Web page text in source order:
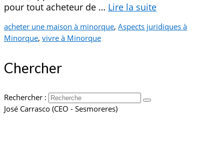
pour tout acheteur de … Lire la suite­­
acheter une maison à minorque, Aspects juridiques à
Minorque, vivre à Minorque
Chercher
Rechercher :
José Carrasco (CEO - Sesmoreres)